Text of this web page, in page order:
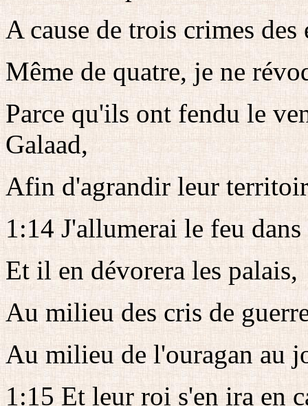
A cause de trois crimes
Même de quatre, je ne
Parce qu'ils ont fendu le
Galaad,
Afin d'agrandir leur
1:14 J'allumerai le feu
Et il en dévorera les palais,
Au milieu des cris de
Au milieu de l'ouragan au
1:15 Et leur roi s'en ira en